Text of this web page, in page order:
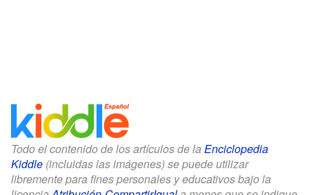
Todo el contenido de los artículos de la Enciclopedia
Kiddle (incluidas las imágenes) se puede utilizar
libremente para fines personales y educativos bajo la